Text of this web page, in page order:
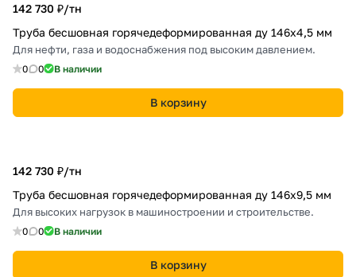
142 730 ₽/тн
Труба бесшовная горячедеформированная ду 146х4,5 мм
Для нефти, газа и водоснабжения под высоким давлением.
0 0 В наличии
В корзину
142 730 ₽/тн
Труба бесшовная горячедеформированная ду 146х9,5 мм
Для высоких нагрузок в машиностроении и строительстве.
0 0 В наличии
В корзину